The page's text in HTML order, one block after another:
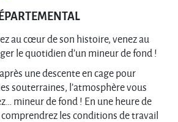
au cœur de son histoire, venez au
le quotidien d’un mineur de fond !
une descente en cage pour
souterraines, l’atmosphère vous
mineur de fond ! En une heure de
les conditions de travail